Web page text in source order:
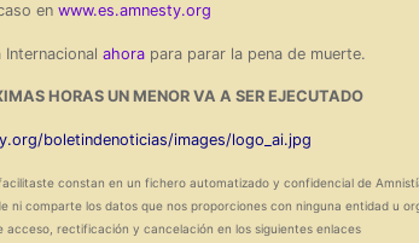
en www.es.amnesty.org
ahora para parar la pena de muerte.
HORAS UN MENOR VA A SER EJECUTADO
constan en un fichero automatizado y confidencial de
ni comparte los datos que nos proporciones con ninguna entidad u
acceso, rectificación y cancelación en los siguientes enlaces